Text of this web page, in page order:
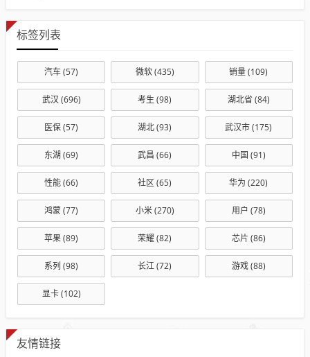
标签列表
汽车(57) 微软(435) 销量(109)
武汉 (696) 考生 (98) 湖北省 (84)
医保(57) 湖北(93) 武汉市(175)
东湖 (69) 武昌 (66) 中国 (91)
性能(66) 社区 (65) 华为 (220)
鸿蒙(77) 小米(270) 用户 (78)
苹果(89) 荣耀(82) 芯片 (86)
系列 (98) 长江(72) 游戏(88)
显卡(102)
友情链接